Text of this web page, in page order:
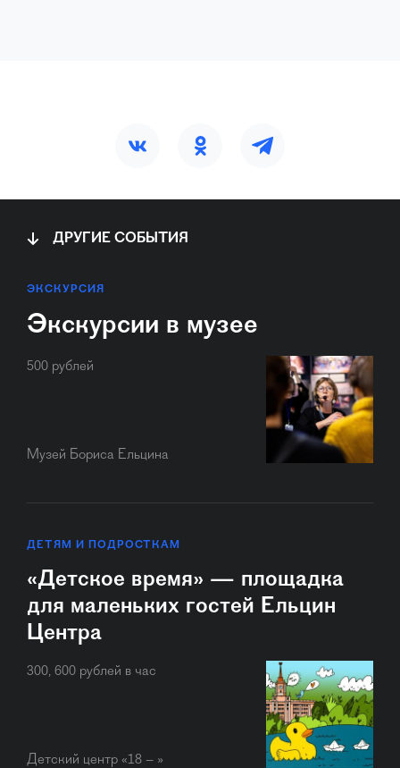
ДРУГИЕ СОБЫТИЯ
ЭКСКУРСИЯ
Экскурсии в музее
500 рублей
Музей Бориса Ельцина
ДЕТЯМ И ПОДРОСТКАМ
«Детское время» — площадка
для маленьких гостей Ельцин
Центра
300, 600 рублей в час
Детский центр «18 – »